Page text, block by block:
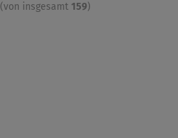
(von insgesamt 159)